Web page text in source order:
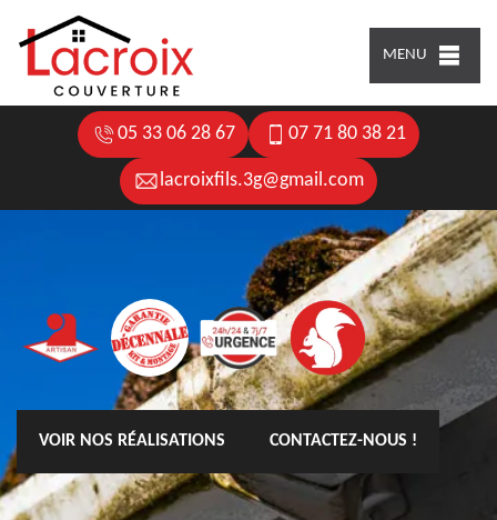
MENU
05 33 06 28 67 07 71 80 38 21
lacroixfils.3g@gmail.com
VOIR NOS RÉALISATIONS CONTACTEZ-NOUS !